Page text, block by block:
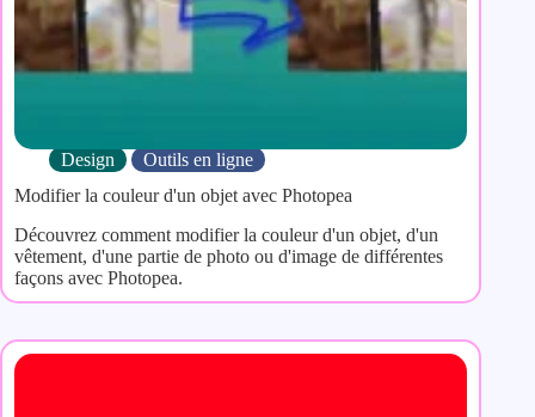
Design
Outils en ligne
Modifier la couleur d'un objet avec Photopea
Découvrez comment modifier la couleur d'un objet, d'un
vêtement, d'une partie de photo ou d'image de différentes
façons avec Photopea.